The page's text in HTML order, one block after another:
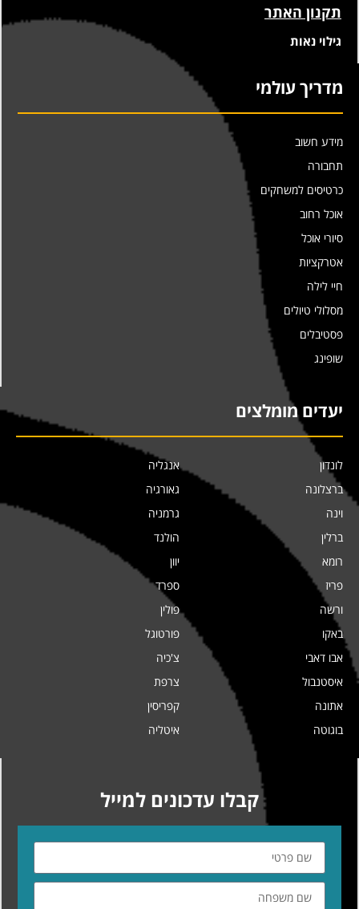
תקנון האתר
גילוי נאות
מדריך עולמי
מידע חשוב
תחבורה
כרטיסים למשחקים
אוכל רחוב
סיורי אוכל
אטרקציות
חיי לילה
מסלולי טיולים
פסטיבלים
שופינג
יעדים מומלצים
לונדון
ברצלונה
וינה
ברלין
רומא
פריז
ורשה
באקו
אבו דאבי
איסטנבול
אתונה
בוגוטה
אנגליה
גאורגיה
גרמניה
הולנד
יוון
ספרד
פולין
פורטוגל
צ'כיה
צרפת
קפריסין
איטליה
קבלו עדכונים למייל